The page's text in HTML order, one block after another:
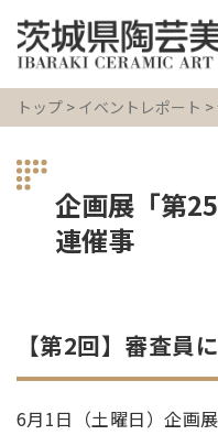
トップ > イベントレポート >
企画展「第
連催事
【第2回】審査員
6月1日（土曜日）企画